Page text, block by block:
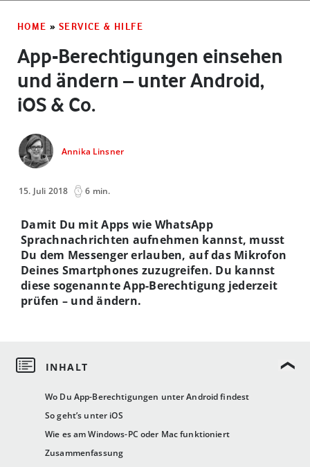
HOME » SERVICE & HILFE
App-Berechtigungen einsehen
und ändern – unter Android,
iOS & Co.
Annika Linsner
15. Juli 2018 6 min.
Wo Du App-Berechtigungen unter Android findest
So geht’s unter iOS
Wie es am Windows-PC oder Mac funktioniert
Zusammenfassung
Damit Du mit Apps wie WhatsApp
Sprachnachrichten aufnehmen kannst, musst
Du dem Messenger erlauben, auf das Mikrofon
Deines Smartphones zuzugreifen. Du kannst
diese sogenannte App-Berechtigung jederzeit
prüfen – und ändern.